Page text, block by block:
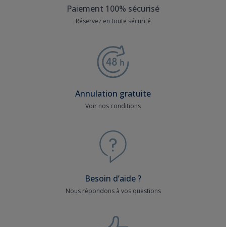
Paiement 100% sécurisé
Réservez en toute sécurité
Annulation gratuite
Voir nos conditions
Besoin d’aide ?
Nous répondons à vos questions